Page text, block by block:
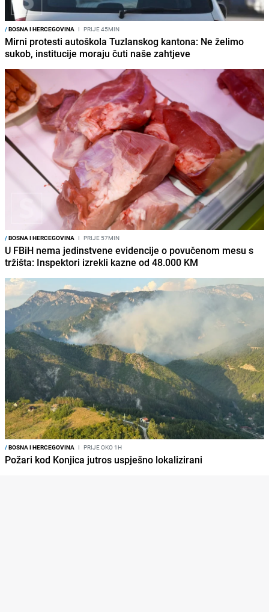
/BOSNA I HERCEGOVINA I PRIJE 45MIN
Mirni protesti autoškola Tuzlanskog kantona: Ne želimo
sukob, institucije moraju čuti naše zahtjeve
/BOSNA I HERCEGOVINA I PRIJE 57MIN
U FBiH nema jedinstvene evidencije o povučenom mesu s
tržišta: Inspektori izrekli kazne od 48.000 KM
/BOSNA I HERCEGOVINA I PRIJE OKO 1H
Požari kod Konjica jutros uspješno lokalizirani